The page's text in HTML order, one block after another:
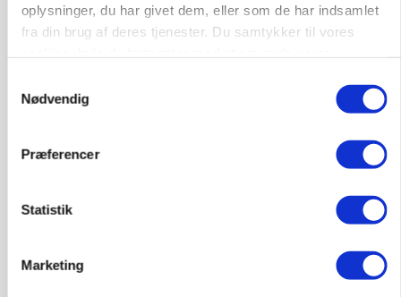
oplysninger, du har givet dem, eller som de har indsamlet
fra din brug af deres tjenester. Du samtykker til vores
Nødvendig
Præferencer
Statistik
Marketing
79ledige stillinger
Opret agent
Se alle jobs
Lastbilchauffør søges til Henrik Haves
Godstransport
03. aug.
Medarbejdere til griseproduktion